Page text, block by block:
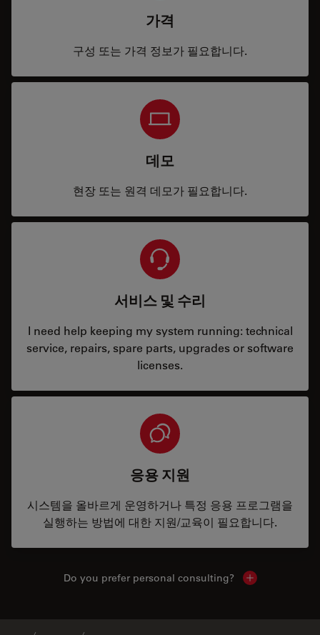
가격
구성 또는 가격 정보가 필요합니다.
데모
현장 또는 원격 데모가 필요합니다.
서비스 및 수리
I need help keeping my system running: technical
service, repairs, spare parts, upgrades or software
licenses.
응용 지원
시스템을 올바르게 운영하거나 특정 응용 프로그램을
실행하는 방법에 대한 지원/교육이 필요합니다.
Do you prefer personal consulting? Show local